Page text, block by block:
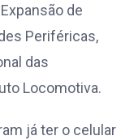
de
Periféricas,
das
Locomotiva.
já ter o celular